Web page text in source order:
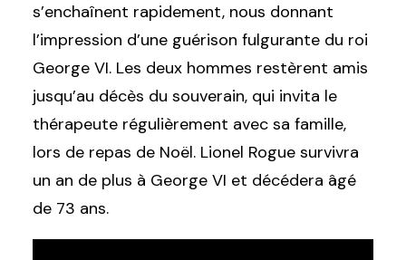
s’enchaînent rapidement, nous donnant
l’impression d’une guérison fulgurante du roi
George VI. Les deux hommes restèrent amis
jusqu’au décès du souverain, qui invita le
thérapeute régulièrement avec sa famille,
lors de repas de Noël. Lionel Rogue survivra
un an de plus à George VI et décédera âgé
de 73 ans.